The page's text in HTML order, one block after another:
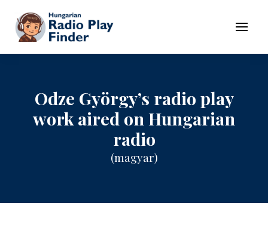
To contents
Menu
Odze György’s radio play
work aired on Hungarian
radio
(magyar)